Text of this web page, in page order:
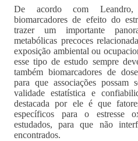
De acordo com
biomarcadores de efeito do
trazer um importante
metabólicas precoces
exposição ambiental ou
esse tipo de estudo sempre
também biomarcadores de
para que associações possam
validade estatística e
destacada por ele é que
específicos para o estresse
estudados, para que não
encontrados.